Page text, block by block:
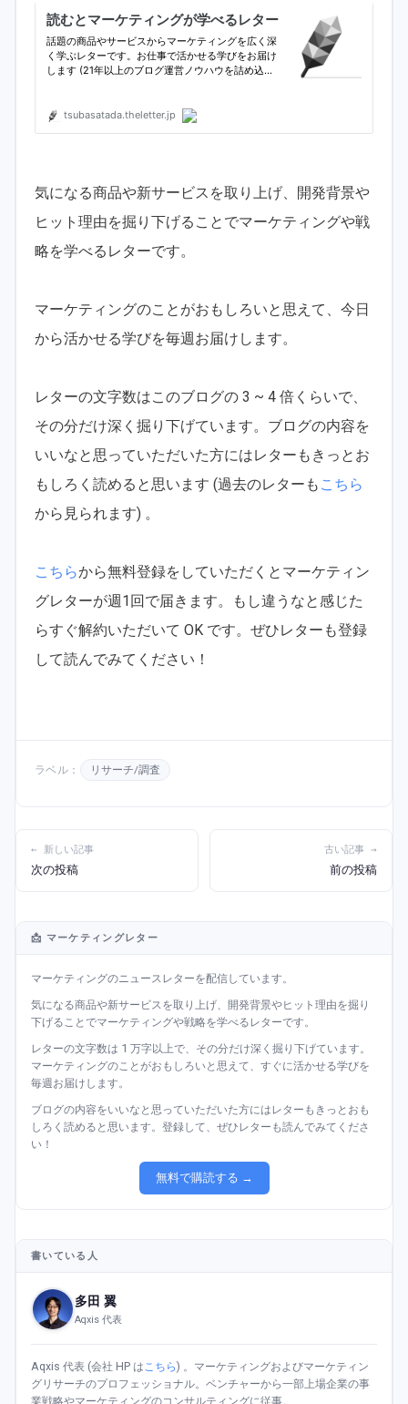
気になる商品や新サービスを取り上げ、開発背景や
ヒット理由を掘り下げることでマーケティングや戦
略を学べるレターです。
マーケティングのことがおもしろいと思えて、今日
から活かせる学びを毎週お届けします。
レターの文字数はこのブログの 3 ~ 4 倍くらいで、
その分だけ深く掘り下げています。ブログの内容を
いいなと思っていただいた方にはレターもきっとお
もしろく読めると思います (過去のレターも こちら
から見られます) 。
こちらから無料登録をしていただくとマーケティン
グレターが週1回で届きます。もし違うなと感じた
らすぐ解約いただいて OK です。ぜひレターも登録
して読んでみてください！
ラベル： リサーチ/調査
← 新しい記事
次の投稿
古い記事 →
前の投稿
📩 マーケティングレター
マーケティングのニュースレターを配信しています。
気になる商品や新サービスを取り上げ、開発背景やヒット理由を掘り
下げることでマーケティングや戦略を学べるレターです。
レターの文字数は 1 万字以上で、その分だけ深く掘り下げています。
マーケティングのことがおもしろいと思えて、すぐに活かせる学びを
毎週お届けします。
ブログの内容をいいなと思っていただいた方にはレターもきっとおも
しろく読めると思います。登録して、ぜひレターも読んでみてくださ
い！
無料で購読する →
書いている人
多田 翼
Aqxis 代表
Aqxis 代表 (会社 HP はこちら) 。マーケティングおよびマーケティン
グリサーチのプロフェッショナル。ベンチャーから一部上場企業の事
業戦略やマーケティングのコンサルティングに従事。